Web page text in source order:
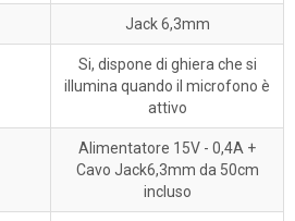
Jack 6,3mm
Si, dispone di ghiera che si
illumina quando il microfono è
attivo
Alimentatore 15V - 0,4A +
Cavo Jack6,3mm da 50cm
incluso